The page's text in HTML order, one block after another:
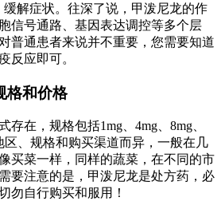
解症状。往深了说，甲泼尼龙的作
信号通路、基因表达调控等多个层
普通患者来说并不重要，您需要知道
反应即可。
格和价格
存在，规格包括1mg、4mg、8mg、
区、规格和购买渠道而异，一般在几
买菜一样，同样的蔬菜，在不同的市
要注意的是，甲泼尼龙是处方药，必
勿自行购买和服用！